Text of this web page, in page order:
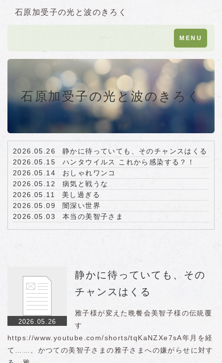
石原加受子の光と波のきろく
Toggle
navigation
MENU
石原加受子の光と波のきろく
2026.05.26
静かに待っていても、そのチャンスはくる
2026.05.15
ハンタウイルス これから感染する？！
2026.05.14
おしゃれワンコ
2026.05.12
病気と戦うな
2026.05.11
美し過ぎる
2026.05.09
闇深い世界
2026.05.03
本当の美智子さま
2026.05.26
静かに待っていても、その
チャンスはくる
雅子様が変えた晩餐会美智子様の伝統覆
す
https://www.youtube.com/shorts/tqKaNZXe7sA年月を経
て……、かつての美智子さまの雅子さまへの嫌がらせに対す